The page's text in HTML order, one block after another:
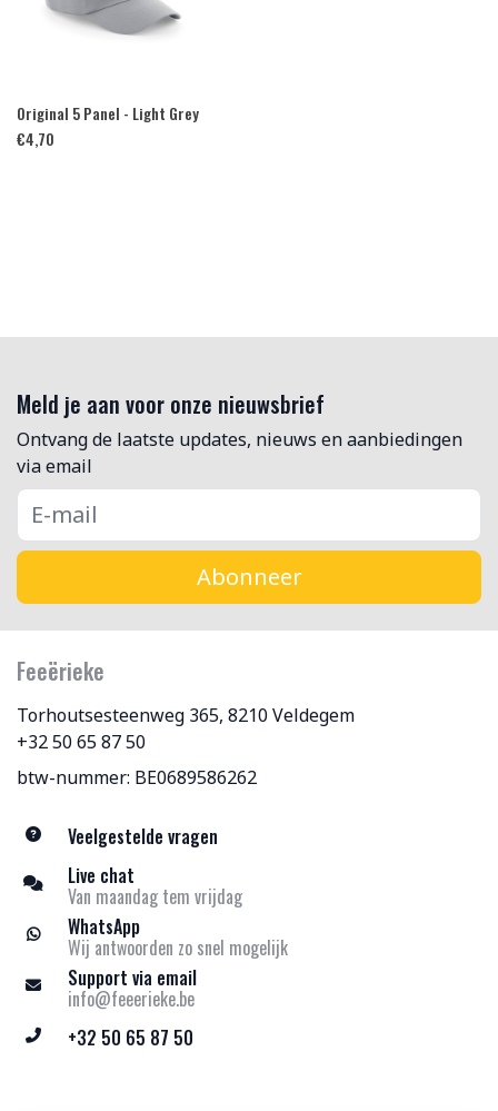
Original 5 Panel - Light Grey
€4,70
Meld je aan voor onze nieuwsbrief
Ontvang de laatste updates, nieuws en aanbiedingen
via email
Abonneer
Feeërieke
Torhoutsesteenweg 365, 8210 Veldegem
+32 50 65 87 50
btw-nummer: BE0689586262
Veelgestelde vragen
Live chat
Van maandag tem vrijdag
WhatsApp
Wij antwoorden zo snel mogelijk
Support via email
info@feeerieke.be
+32 50 65 87 50